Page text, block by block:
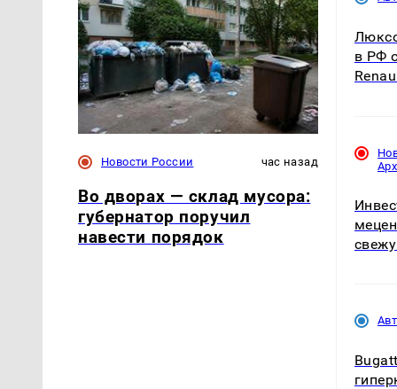
Новости России час назад
Во дворах — склад мусора:
губернатор поручил
навести порядок
в РФ